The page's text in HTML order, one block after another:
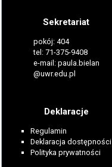
Sekretariat
pokój: 404
tel: 71-375-9408
e-mail: paula.bielan
@uwr.edu.pl
Deklaracje
Regulamin
Deklaracja dostępności
Polityka prywatności